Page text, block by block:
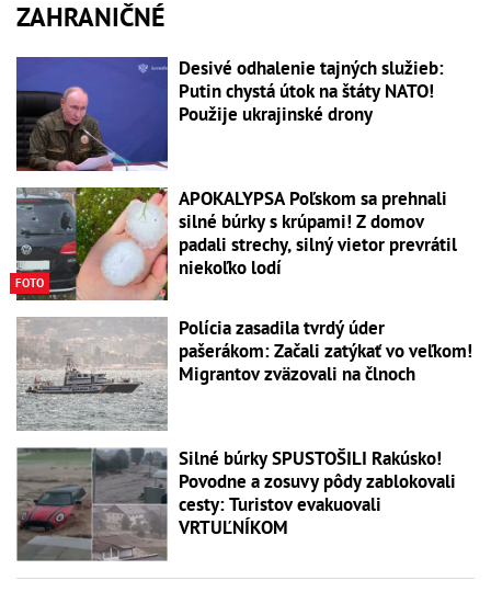
ZAHRANIČNÉ
Desivé odhalenie tajných služieb:
Putin chystá útok na štáty NATO!
Použije ukrajinské drony
FOTO
APOKALYPSA Poľskom sa prehnali
silné búrky s krúpami! Z domov
padali strechy, silný vietor prevrátil
niekoľko lodí
Polícia zasadila tvrdý úder
pašerákom: Začali zatýkať vo veľkom!
Migrantov zväzovali na člnoch
Silné búrky SPUSTOŠILI Rakúsko!
Povodne a zosuvy pôdy zablokovali
cesty: Turistov evakuovali
VRTUĽNÍKOM